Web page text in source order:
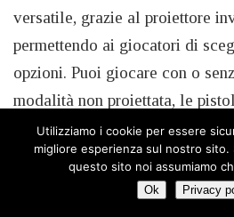
versatile, grazie al proiettore
permettendo ai giocatori di
opzioni. Puoi giocare con o
modalità non proiettata, le
compatibili con altre pistole
restrizioni. Con il set di laser
la tua casa o il tuo giardino in
Utilizziamo i cookie per essere
migliore esperienza sul nostro sito.
questo sito noi assumiamo
Ok Privacy